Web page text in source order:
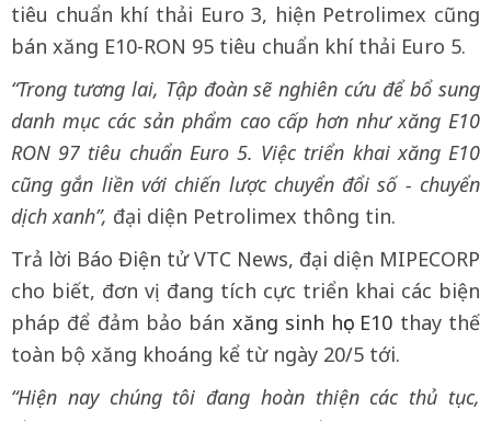
tiêu chuẩn khí thải Euro 3, hiện Petrolimex cũng
bán xăng E10-RON 95 tiêu chuẩn khí thải Euro 5.
“Trong tương lai, Tập đoàn sẽ nghiên cứu để bổ sung
danh mục các sản phẩm cao cấp hơn như xăng E10
RON 97 tiêu chuẩn Euro 5. Việc triển khai xăng E10
cũng gắn liền với chiến lược chuyển đổi số - chuyển
dịch xanh”, đại diện Petrolimex thông tin.
Trả lời Báo Điện tử VTC News, đại diện MIPECORP
cho biết, đơn vị đang tích cực triển khai các biện
pháp để đảm bảo bán xăng sinh học E10 thay thế
toàn bộ xăng khoáng kể từ ngày 20/5 tới.
“Hiện nay chúng tôi đang hoàn thiện các thủ tục,